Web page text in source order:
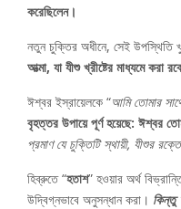
করেছিলেন।
নতুন চুক্তির অধীনে, সেই উপস্থিতি
আত্মা, যা যীশু খ্রীষ্টের মাধ্যমে করা
ঈশ্বর ইস্রায়েলকে “আমি তোমার
বৃহত্তর উপায়ে পূর্ণ হয়েছে: ঈশ্বর
প্রমাণ যে চুক্তিটি স্থায়ী, যীশুর
হিব্রুতে “হতাশ” হওয়ার অর্থ
উদ্বিগ্নভাবে অনুসন্ধান করা। কিন্তু